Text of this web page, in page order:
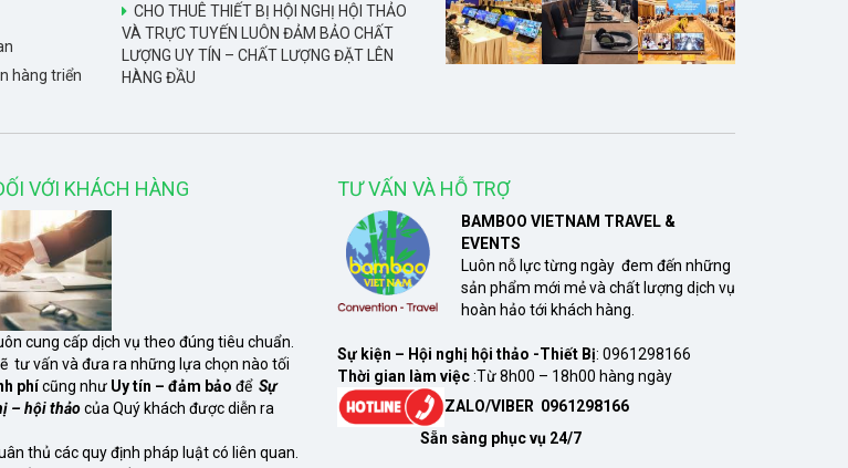
hàng triển
CHO THUÊ THIẾT BỊ HỘI NGHỊ HỘI THẢO
VÀ TRỰC TUYẾN LUÔN ĐẢM BẢO CHẤT
LƯỢNG UY TÍN – CHẤT LƯỢNG ĐẶT LÊN
HÀNG ĐẦU
VỚI KHÁCH HÀNG
cung cấp dịch vụ theo đúng tiêu chuẩn.
tư vấn và đưa ra những lựa chọn nào tối
phícũng như Uy tín – đảm bảo để Sự
– hội thảocủa Quý khách được diễn ra
thủ các quy định pháp luật có liên quan.
TƯ VẤN VÀ HỖ TRỢ
BAMBOO VIETNAM TRAVEL &
EVENTS
Luôn nỗ lực từng ngày đem đến những
sản phẩm mới mẻ và chất lượng dịch vụ
hoàn hảo tới khách hàng.
Sự kiện – Hội nghị hội thảo -Thiết Bị: 0961298166
Thời gian làm việc:Từ 8h00 – 18h00 hàng ngày
ZALO/VIBER 0961298166
Sẵn sàng phục vụ 24/7